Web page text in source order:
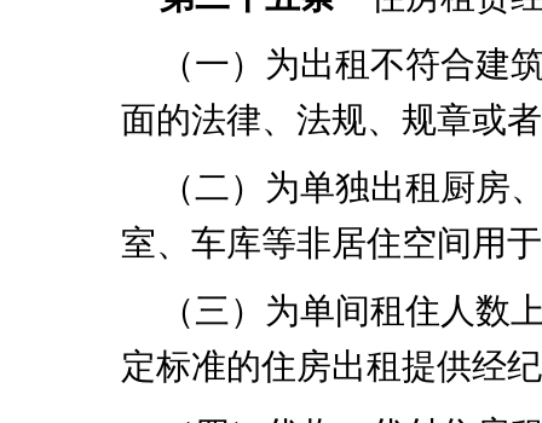
（一）为出租不符合建
面的法律、法规、规章或
（二）为单独出租厨房
室、车库等非居住空间用
（三）为单间租住人数
定标准的住房出租提供经